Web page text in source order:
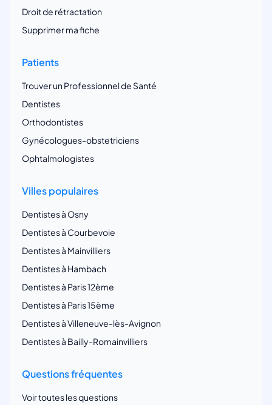
Droit de rétractation
Supprimer ma fiche
Patients
Trouver un Professionnel de Santé
Dentistes
Orthodontistes
Gynécologues-obstetriciens
Ophtalmologistes
Villes populaires
Dentistes à Osny
Dentistes à Courbevoie
Dentistes à Mainvilliers
Dentistes à Hambach
Dentistes à Paris 12ème
Dentistes à Paris 15ème
Dentistes à Villeneuve-lès-Avignon
Dentistes à Bailly-Romainvilliers
Questions fréquentes
Voir toutes les questions